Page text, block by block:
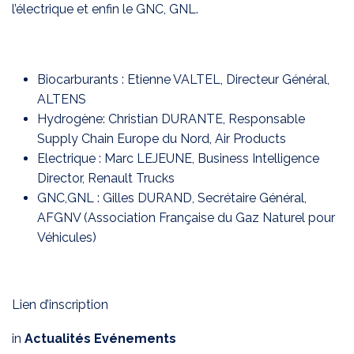
l’électrique et enfin le GNC, GNL.
Biocarburants : Etienne VALTEL, Directeur Général,
ALTENS
Hydrogène: Christian DURANTE, Responsable
Supply Chain Europe du Nord, Air Products
Electrique : Marc LEJEUNE, Business Intelligence
Director, Renault Trucks
GNC,GNL : Gilles DURAND, Secrétaire Général,
AFGNV (Association Française du Gaz Naturel pour
Véhicules)
Lien d’inscription
in Actualités Evénements